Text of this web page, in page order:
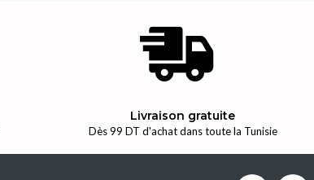
Livraison gratuite
Dès 99 DT d'achat dans toute la Tunisie